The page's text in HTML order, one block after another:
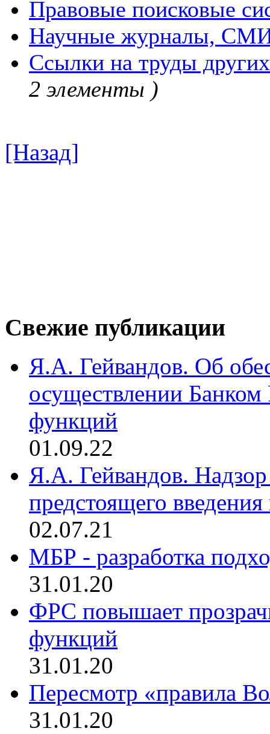
Правовые поисковые
Научные журналы,
Ссылки на труды
2 элементы )
[Назад]
Свежие публикации
Я.А. Гейвандов. Об
осуществлении
функций
01.09.22
Я.А. Гейвандов.
предстоящего
02.07.21
МБР - разработка
31.01.20
ФРС повышает
функций
31.01.20
Пересмотр «правила
31.01.20